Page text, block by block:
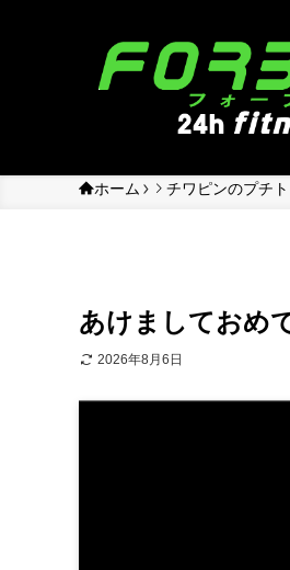
ホーム チワピンのプチ
あけましておめ
2026年8月6日